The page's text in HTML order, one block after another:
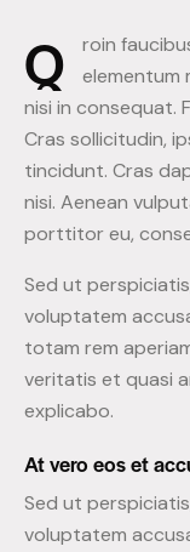
Q
roin
elementum
nisi in consequat.
Cras sollicitudin,
tincidunt. Cras
nisi. Aenean
porttitor eu,
Sed ut
voluptatem
totam rem
veritatis et quasi
explicabo.
At vero eos et
Sed ut
voluptatem